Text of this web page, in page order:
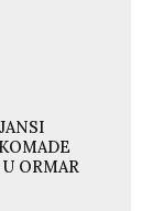
ORMAR